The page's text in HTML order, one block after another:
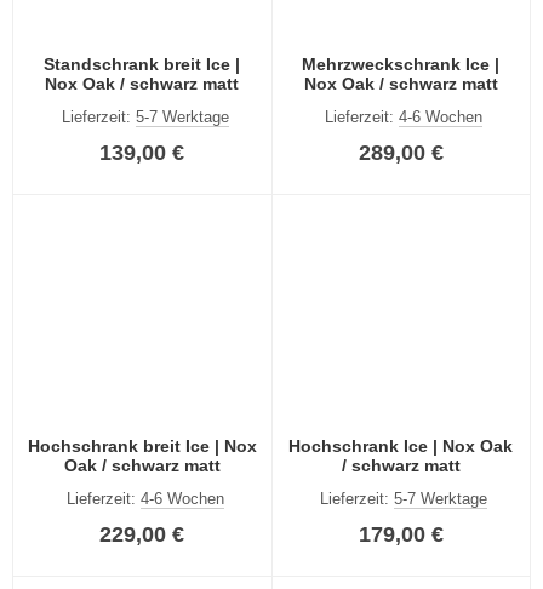
Standschrank breit Ice |
Nox Oak / schwarz matt
Lieferzeit: 5-7 Werktage
139,00 €
Mehrzweckschrank Ice |
Nox Oak / schwarz matt
Lieferzeit:4-6 Wochen
289,00 €
Hochschrank breit Ice | Nox
Oak / schwarz matt
Lieferzeit: 4-6 Wochen
229,00 €
Hochschrank Ice | Nox Oak
/ schwarz matt
Lieferzeit:5-7 Werktage
179,00 €